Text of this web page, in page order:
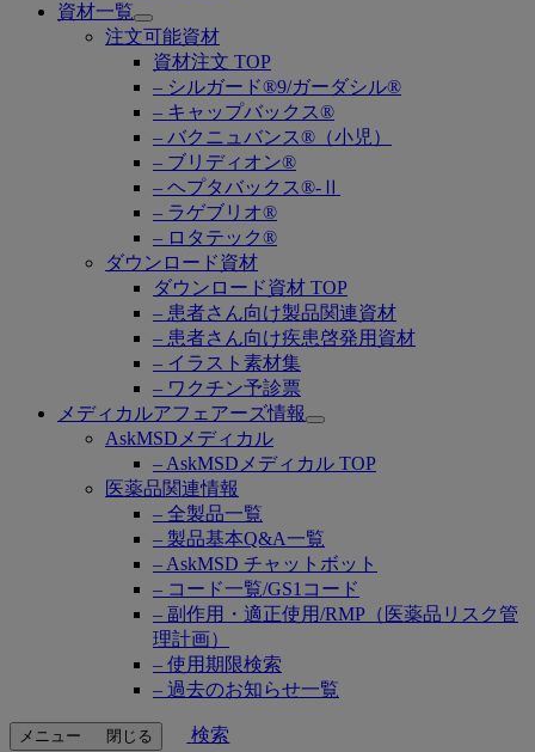
資材一覧
Open
submenu
注文可能資材
資材注文 TOP
– シルガード®9/ガーダシル®
– キャップバックス®
– バクニュバンス®（小児）
– ブリディオン®
– ヘプタバックス®-Ⅱ
– ラゲブリオ®
– ロタテック®
ダウンロード資材
ダウンロード資材 TOP
– 患者さん向け製品関連資材
– 患者さん向け疾患啓発用資材
– イラスト素材集
– ワクチン予診票
メディカルアフェアーズ情報
Open
AskMSDメディカル
– AskMSDメディカル TOP
医薬品関連情報
– 全製品一覧
– 製品基本Q&A一覧
– AskMSD チャットボット
– コード一覧/GS1コード
– 副作用・適正使用/RMP（医薬品リスク管
理計画）
– 使用期限検索
– 過去のお知らせ一覧
メニュー 閉じる
検索